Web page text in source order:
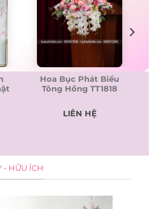
Hoa Bục Phát Biểu
Tông Hồng TT1818
LIÊN HỆ
- HỮU ÍCH